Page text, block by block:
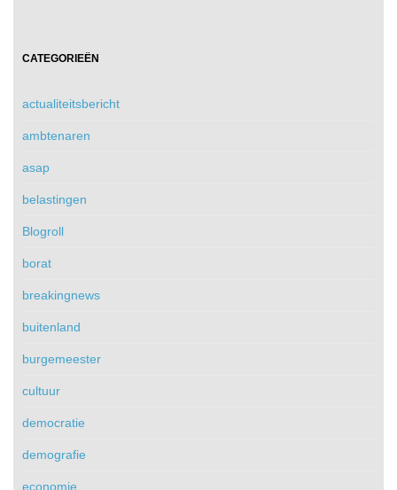
CATEGORIEËN
actualiteitsbericht
ambtenaren
asap
belastingen
Blogroll
borat
breakingnews
buitenland
burgemeester
cultuur
democratie
demografie
economie